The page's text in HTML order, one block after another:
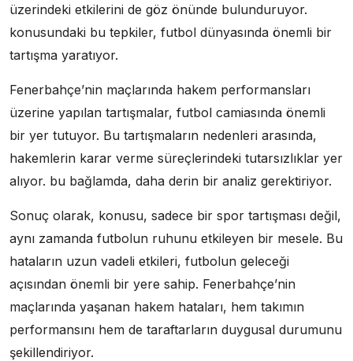
üzerindeki etkilerini de göz önünde bulunduruyor.
konusundaki bu tepkiler, futbol dünyasında önemli bir
tartışma yaratıyor.
Fenerbahçe’nin maçlarında hakem performansları
üzerine yapılan tartışmalar, futbol camiasında önemli
bir yer tutuyor. Bu tartışmaların nedenleri arasında,
hakemlerin karar verme süreçlerindeki tutarsızlıklar yer
alıyor. bu bağlamda, daha derin bir analiz gerektiriyor.
Sonuç olarak, konusu, sadece bir spor tartışması değil,
aynı zamanda futbolun ruhunu etkileyen bir mesele. Bu
hataların uzun vadeli etkileri, futbolun geleceği
açısından önemli bir yere sahip. Fenerbahçe’nin
maçlarında yaşanan hakem hataları, hem takımın
performansını hem de taraftarların duygusal durumunu
şekillendiriyor.